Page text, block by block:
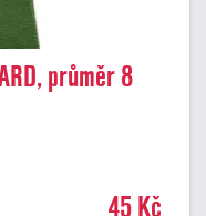
průměr 8
45 Kč